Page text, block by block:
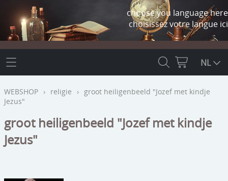
choose you language here
choisissez votre langue ici
THE RETROHOUSE
WEBSHOP
religie
KLANT WORDEN / INLOGGEN
NL
WEBSHOP › religie › groot heiligenbeeld "Jozef met kindje
Jezus"
groot heiligenbeeld "Jozef met kindje
Jezus"